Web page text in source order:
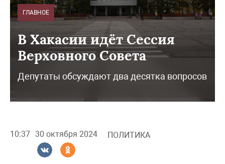
ГЛАВНОЕ
В Хакасии идёт Сессия
Верховного Совета
Депутаты обсуждают два десятка вопросов
10:37 30 октября 2024 ПОЛИТИКА